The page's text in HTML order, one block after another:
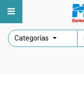
Categorías